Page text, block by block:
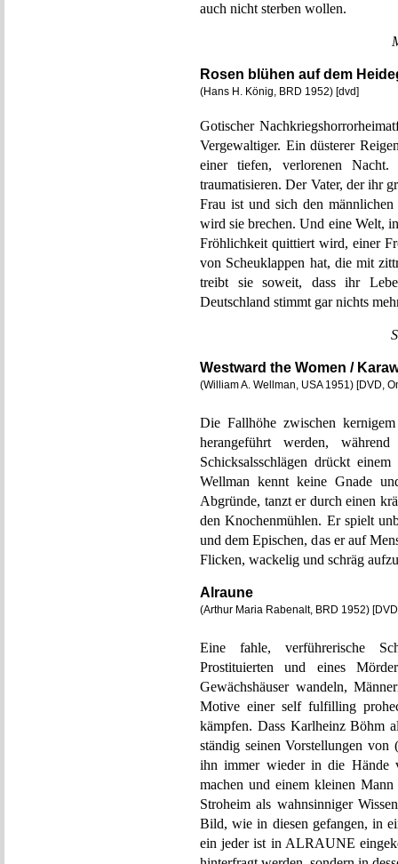
auch nicht sterben wollen.
Rosen blühen auf dem
(Hans H. König, BRD 1952) [dvd]
Gotischer
Vergewaltiger. Ein düsterer
einer tiefen, verlorenen
traumatisieren. Der Vater, der ihr
Frau ist und sich den männlichen
wird sie brechen. Und eine Welt,
Fröhlichkeit quittiert wird, einer
von Scheuklappen hat, die mit
treibt sie soweit, dass ihr
Deutschland stimmt gar nichts
Westward the Women /
(William A. Wellman, USA 1951) [DVD,
Die Fallhöhe zwischen
herangeführt werden,
Schicksalsschlägen drückt
Wellman kennt keine Gnade
Abgründe, tanzt er durch einen
den Knochenmühlen. Er spielt
und dem Epischen, das er auf
Flicken, wackelig und schräg
Alraune
(Arthur Maria Rabenalt, BRD 1952)
Eine fahle, verführerische
Prostituierten und eines
Gewächshäuser wandeln,
Motive einer self fulfilling
kämpfen. Dass Karlheinz Böhm
ständig seinen Vorstellungen
ihn immer wieder in die Hände
machen und einem kleinen
Stroheim als wahnsinniger
Bild, wie in diesen gefangen, in
ein jeder ist in ALRAUNE